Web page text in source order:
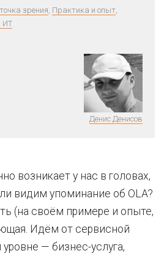
зрения, Практика и опыт,
ИТ
Денис Денисов
возникает у нас в головах,
видим упоминание об OLA?
(на своём примере и опыте,
Идём от сервисной
— бизнес-услуга,